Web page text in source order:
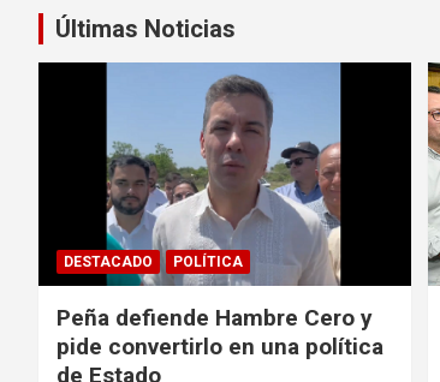
Últimas Noticias
DESTACADO POLÍTICA
Peña defiende Hambre Cero y
pide convertirlo en una política
de Estado